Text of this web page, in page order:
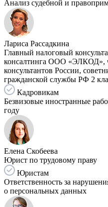
Анализ судебной и
Лариса Рассадкина
Главный налоговый
консалтинга ООО «ЭЛКОД»,
консультантов России,
гражданской службы РФ 2
Кадровикам
Безвизовые иностранные
году
Елена Скобеева
Юрист по трудовому праву
Юристам
Ответственность за
о персональных данных